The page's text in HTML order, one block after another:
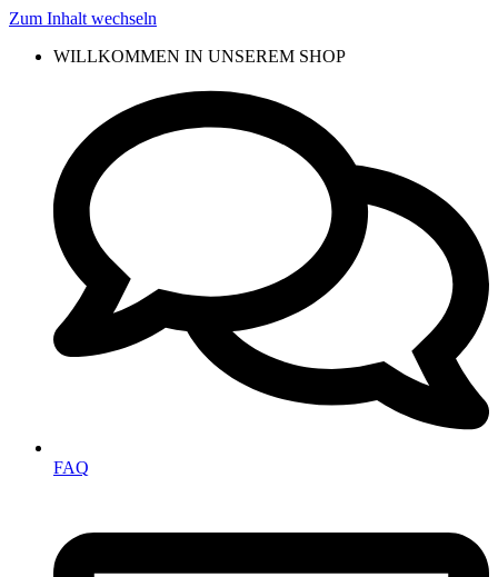
Zum Inhalt wechseln
WILLKOMMEN IN UNSEREM SHOP
FAQ